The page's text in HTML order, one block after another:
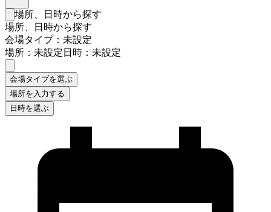
検索フォームを閉じる
場所、日時から探す
場所、日時から探す
会場タイプ：未設定
場所：未設定日時：未設定
会場タイプを選ぶ
場所を入力する
日時を選ぶ